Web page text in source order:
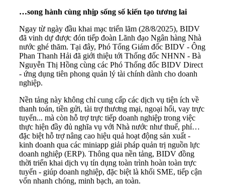
…song hành cùng nhịp sống số kiến tạo tương lai
Ngay từ ngày đầu khai mạc triển lãm (28/8/2025), BIDV
đã vinh dự được đón tiếp đoàn Lãnh đạo Ngân hàng Nhà
nước ghé thăm. Tại đây, Phó Tổng Giám đốc BIDV - Ông
Phan Thanh Hải đã giới thiệu tới Thống đốc NHNN - Bà
Nguyễn Thị Hồng cùng các Phó Thống đốc BIDV Direct
- ứng dụng tiên phong quản lý tài chính dành cho doanh
nghiệp.
Nền tảng này không chỉ cung cấp các dịch vụ tiện ích về
thanh toán, tiền gửi, tài trợ thương mại, ngoại hối, vay trực
tuyến... mà còn hỗ trợ trực tiếp doanh nghiệp trong việc
thực hiện đầy đủ nghĩa vụ với Nhà nước như thuế, phí…
đặc biệt hỗ trợ nâng cao hiệu quả hoạt động sản xuất -
kinh doanh qua các miniapp giải pháp quản trị nguồn lực
doanh nghiệp (ERP). Thông qua nền tảng, BIDV đồng
thời triển khai dịch vụ tín dụng toàn trình hoàn toàn trực
tuyến - giúp doanh nghiệp, đặc biệt là khối SME, tiếp cận
vốn nhanh chóng, minh bạch, an toàn.